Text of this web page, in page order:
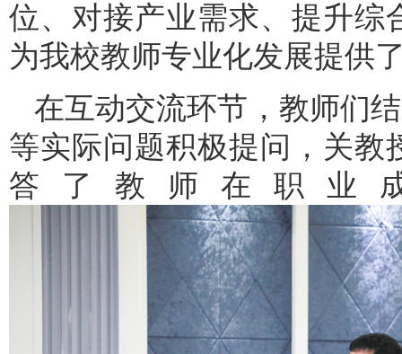
位、对接产业需求、提升综
为我校教师专业化发展提供
在互动交流环节，教师们
等实际问题积极提问，关教
答了教师在职业